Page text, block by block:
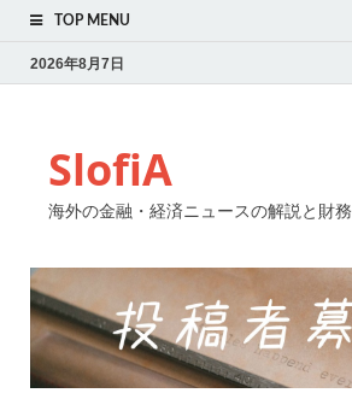
TOP MENU
2026年8月7日
SlofiA
海外の金融・経済ニュースの解説と財